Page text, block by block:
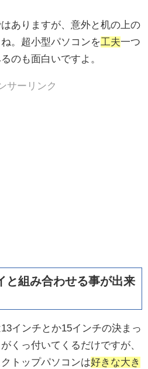
ありますが、意外と机の上の
。超小型パソコンを工夫一つ
のも面白いですよ。
サーリンク
と組み合わせる事が出来
インチとか15インチの決まっ
くっ付いてくるだけですが、
トップパソコンは好きな大き